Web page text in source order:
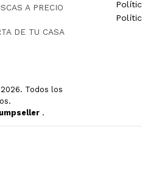
A PRECIO
DE TU CASA
Todos los
.